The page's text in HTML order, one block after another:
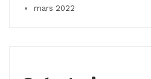
mars 2022